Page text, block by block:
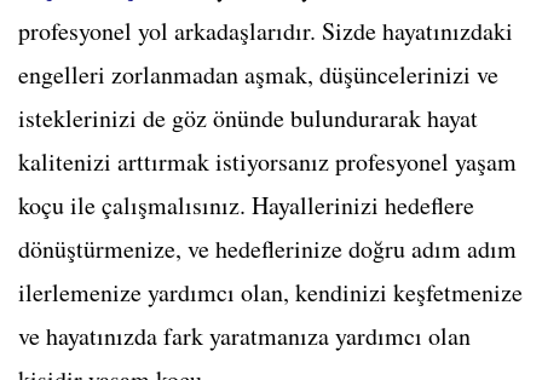
profesyonel yol arkadaşlarıdır. Sizde hayatınızdaki
engelleri zorlanmadan aşmak, düşüncelerinizi ve
isteklerinizi de göz önünde bulundurarak hayat
kalitenizi arttırmak istiyorsanız profesyonel yaşam
koçu ile çalışmalısınız. Hayallerinizi hedeflere
dönüştürmenize, ve hedeflerinize doğru adım adım
ilerlemenize yardımcı olan, kendinizi keşfetmenize
ve hayatınızda fark yaratmanıza yardımcı olan